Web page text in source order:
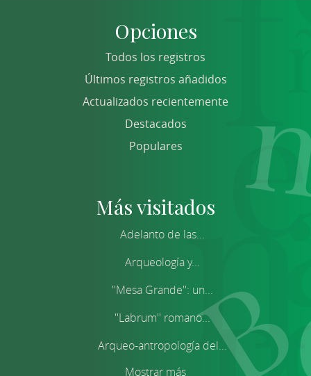
Opciones
Todos los registros
Últimos registros añadidos
Actualizados recientemente
Destacados
Populares
Más visitados
Adelanto de las...
Arqueología y...
''Mesa Grande'': un...
''Labrum'' romano...
Arqueo-antropología del...
Mostrar más